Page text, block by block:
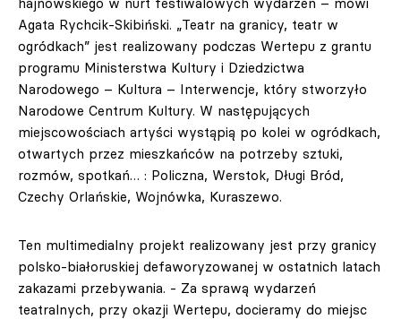
Agata Rychcik-Skibiński. „Teatr na granicy, teatr w
ogródkach” jest realizowany podczas Wertepu z grantu
programu Ministerstwa Kultury i Dziedzictwa
Narodowego – Kultura – Interwencje, który stworzyło
Narodowe Centrum Kultury. W następujących
miejscowościach artyści wystąpią po kolei w ogródkach,
otwartych przez mieszkańców na potrzeby sztuki,
rozmów, spotkań… : Policzna, Werstok, Długi Bród,
Czechy Orlańskie, Wojnówka, Kuraszewo.
Ten multimedialny projekt realizowany jest przy granicy
polsko-białoruskiej defaworyzowanej w ostatnich latach
zakazami przebywania. - Za sprawą wydarzeń
teatralnych, przy okazji Wertepu, docieramy do miejsc